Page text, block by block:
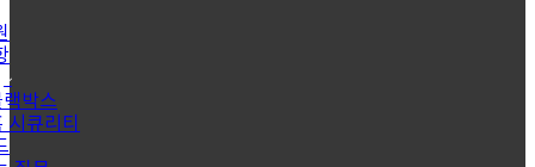
박스
시큐리티